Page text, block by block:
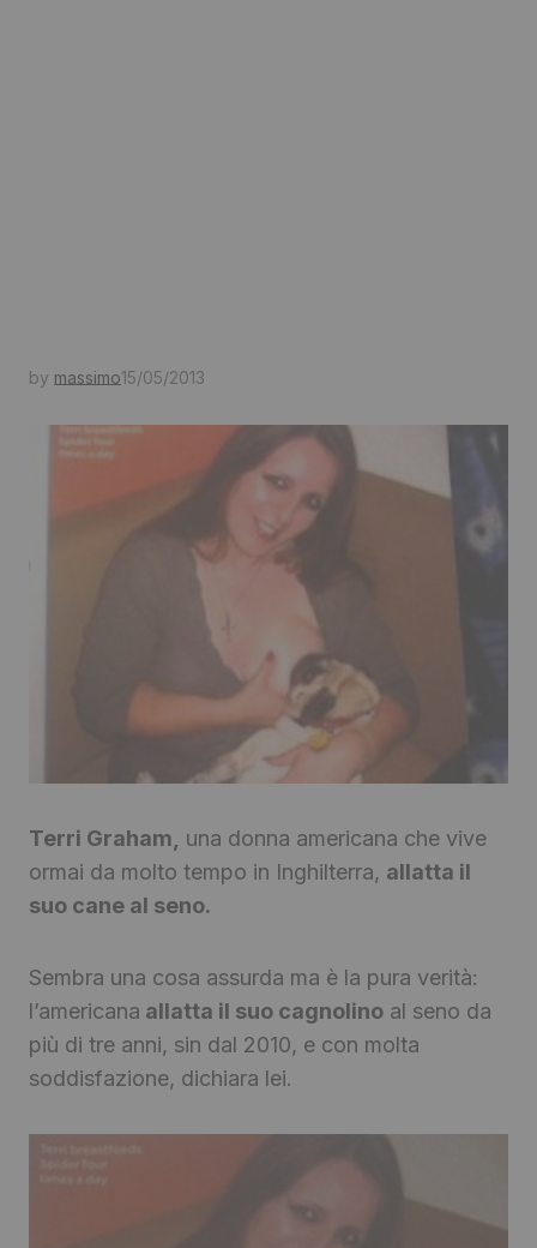
by massimo15/05/2013
Terri Graham,
una donna americana che vive
ormai da molto tempo in Inghilterra, allatta il
suo cane al seno.
Sembra una cosa assurda ma è la pura verità:
l’americana allatta il suo cagnolino al seno da
più di tre anni, sin dal 2010, e con molta
soddisfazione, dichiara lei.